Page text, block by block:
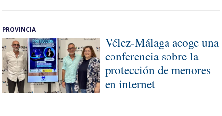
PROVINCIA
Vélez-Málaga acoge una
conferencia sobre la
protección de menores
en internet